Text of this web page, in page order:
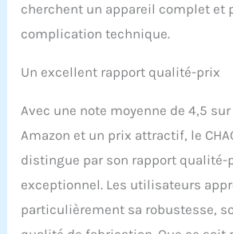
statistiques
la distance,
suivre votre
pendant
élargie
fermement
et le coussin
vous assure
optimal
longue
cherchent un appareil complet et
complication technique.
Un excellent rapport qualité-prix
Avec une note moyenne de 4,5
Amazon et un prix attractif, le
distingue par son rapport qualité-
exceptionnel. Les utilisateurs
particulièrement sa robustesse,